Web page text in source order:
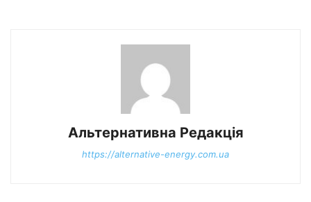
Альтернативна Редакція
https://alternative-energy.com.ua